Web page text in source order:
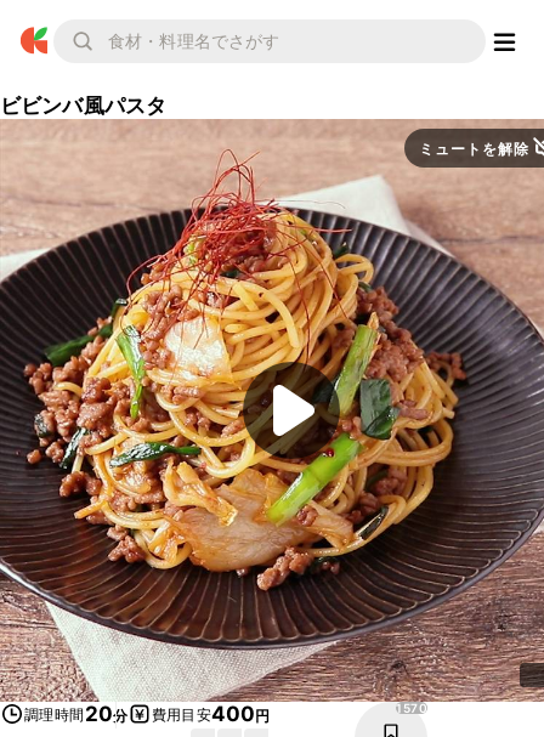
ビビンバ風パスタ
ミュートを解除
調理時間 20分 費用目安400円 1570